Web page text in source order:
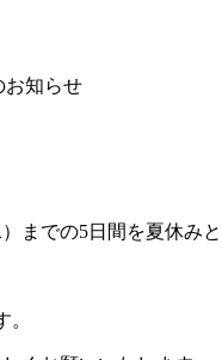
お知らせ
までの5日間を夏休み